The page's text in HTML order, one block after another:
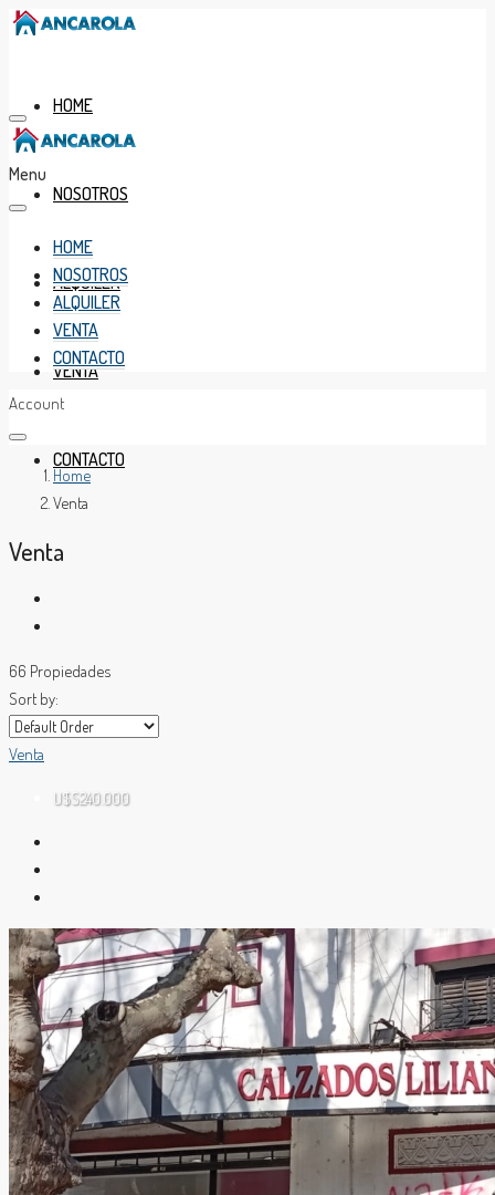
HOME
NOSOTROS
ALQUILER
VENTA
CONTACTO
Menu
HOME
NOSOTROS
ALQUILER
VENTA
CONTACTO
Account
Home
Venta
Venta
66 Propiedades
Sort by:
Venta
U$S240.000